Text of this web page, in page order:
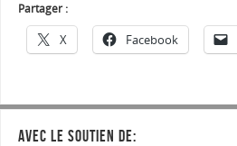
Partager :
X Facebook
AVEC LE SOUTIEN DE: